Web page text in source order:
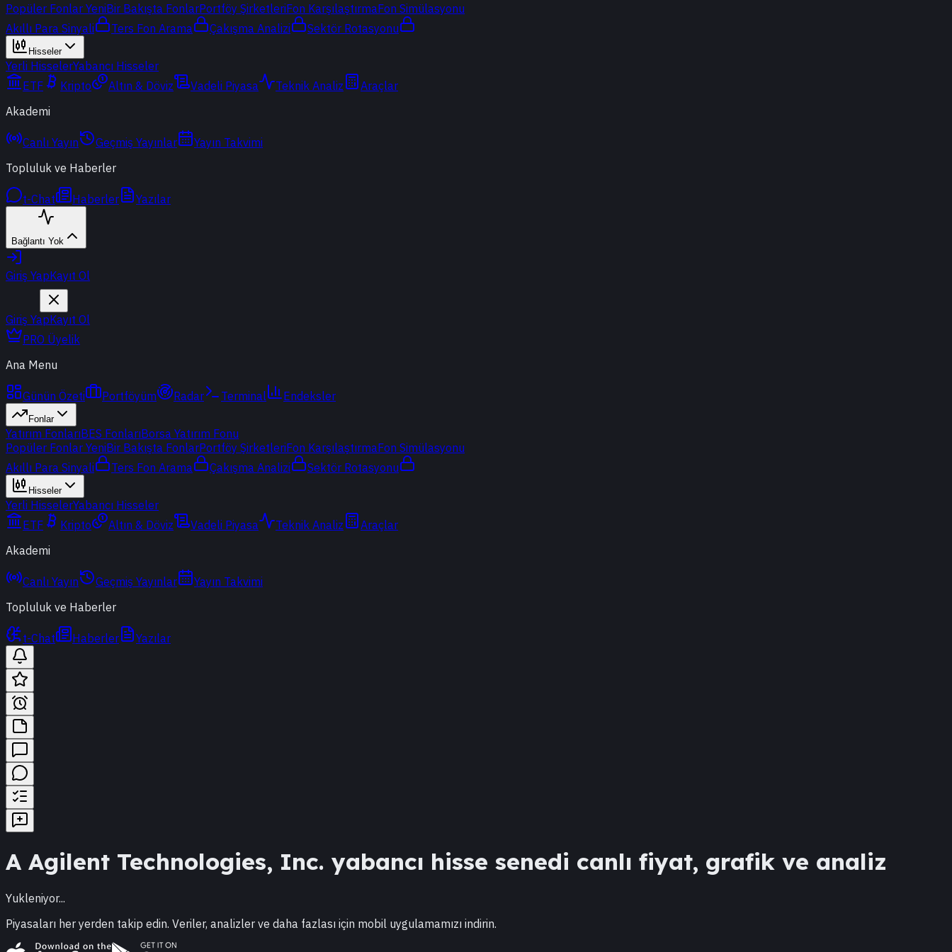
Popüler Fonlar YeniBir Bakışta FonlarPortföy ŞirketleriFon KarşılaştırmaFon Simülasyonu
Akıllı Para Sinyali
Ters Fon Arama Çakışma Analizi Sektör Rotasyonu
Hisseler
Yerli HisselerYabancı Hisseler
ETF
Kripto Altın & Döviz Vadeli Piyasa Teknik Analiz
Araçlar
Akademi
Canlı Yayın Geçmiş Yayınlar
Yayın Takvimi
Topluluk ve Haberler
t-Chat Haberler Yazılar
Bağlantı Yok
Giriş YapKayıt Ol
Giriş YapKayıt Ol
PRO Üyelik
Ana Menu
Günün Özeti Portföyüm Radar Terminal Endeksler
Fonlar
Yatırım FonlarıBES FonlarıBorsa Yatırım Fonu
Popüler Fonlar YeniBir Bakışta FonlarPortföy ŞirketleriFon KarşılaştırmaFon Simülasyonu
Akıllı Para Sinyali
Ters Fon Arama Çakışma Analizi Sektör Rotasyonu
Hisseler
Yerli HisselerYabancı Hisseler
ETF
Kripto Altın & Döviz Vadeli Piyasa Teknik Analiz
Araçlar
Akademi
Canlı Yayın Geçmiş Yayınlar
Yayın Takvimi
Topluluk ve Haberler
t-Chat Haberler Yazılar
A Agilent Technologies, Inc. yabancı hisse senedi canlı fiyat, grafik ve analiz
Yukleniyor...
Piyasaları her yerden takip edin. Veriler, analizler ve daha fazlası için mobil uygulamamızı indirin.